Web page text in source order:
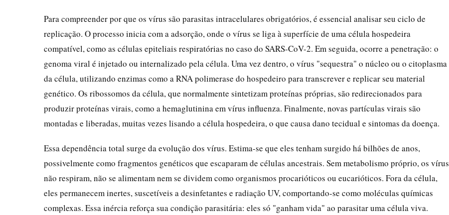
Para compreender por que os vírus são parasitas intracelulares obrigatórios, é essencial analisar seu ciclo de
replicação. O processo inicia com a adsorção, onde o vírus se liga à superfície de uma célula hospedeira
compatível, como as células epiteliais respiratórias no caso do SARS-CoV-2. Em seguida, ocorre a penetração: o
genoma viral é injetado ou internalizado pela célula. Uma vez dentro, o vírus "sequestra" o núcleo ou o citoplasma
da célula, utilizando enzimas como a RNA polimerase do hospedeiro para transcrever e replicar seu material
genético. Os ribossomos da célula, que normalmente sintetizam proteínas próprias, são redirecionados para
produzir proteínas virais, como a hemaglutinina em vírus influenza. Finalmente, novas partículas virais são
montadas e liberadas, muitas vezes lisando a célula hospedeira, o que causa dano tecidual e sintomas da doença.
Essa dependência total surge da evolução dos vírus. Estima-se que eles tenham surgido há bilhões de anos,
possivelmente como fragmentos genéticos que escaparam de células ancestrais. Sem metabolismo próprio, os vírus
não respiram, não se alimentam nem se dividem como organismos procarióticos ou eucarióticos. Fora da célula,
eles permanecem inertes, suscetíveis a desinfetantes e radiação UV, comportando-se como moléculas químicas
complexas. Essa inércia reforça sua condição parasitária: eles só "ganham vida" ao parasitar uma célula viva.